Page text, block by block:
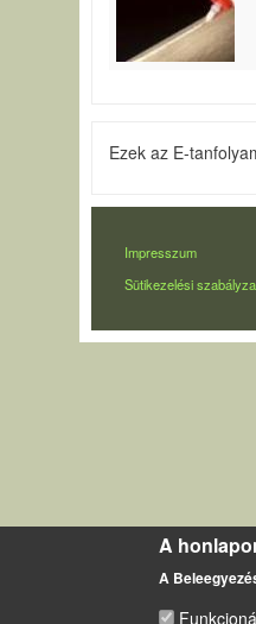
Ezek az E-
LÁBLÉC
Impresszum
Sütikezelési
A
A